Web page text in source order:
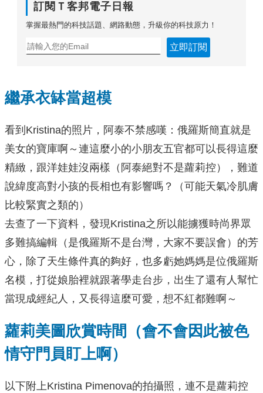
訂閱Ｔ客邦電子日報
掌握最熱門的科技話題、網路動態，升級你的科技原力！
立即訂閱
繼承衣缽當超模
看到Kristina的照片，阿泰不禁感嘆：俄羅斯簡直就是
美女的寶庫啊～連這麼小的小朋友五官都可以長得這麼
精緻，跟洋娃娃沒兩樣（阿泰絕對不是蘿莉控），難道
說緯度高對小孩的長相也有影響嗎？（可能天氣冷肌膚
比較緊實之類的）
去查了一下資料，發現Kristina之所以能擄獲時尚界眾
多難搞編輯（是俄羅斯不是台灣，大家不要誤會）的芳
心，除了天生條件真的夠好，也多虧她媽媽是位俄羅斯
名模，打從娘胎裡就跟著學走台步，出生了還有人幫忙
當現成經紀人，又長得這麼可愛，想不紅都難啊～
蘿莉美圖欣賞時間（會不會因此被色
情守門員盯上啊）
以下附上Kristina Pimenova的拍攝照，連不是蘿莉控